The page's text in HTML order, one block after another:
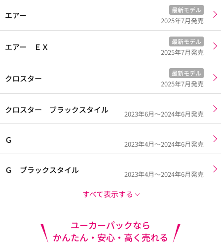
エアー
最新モデル
2025年7月発売
エアー ＥＸ
最新モデル
2025年7月発売
クロスター
最新モデル
2025年7月発売
クロスター ブラックスタイル 2023年6月～2024年6月発売
Ｇ 2023年4月～2024年6月発売
Ｇ ブラックスタイル 2023年4月～2024年6月発売
すべて表示する
ユーカーパックなら
かんたん・安心・高く売れる